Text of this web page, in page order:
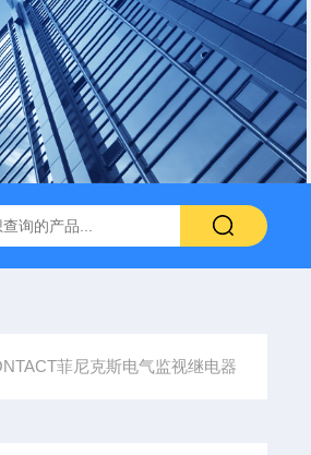
系列介绍 0631-053BARKSDALE
菲尼克斯电气监视继电器